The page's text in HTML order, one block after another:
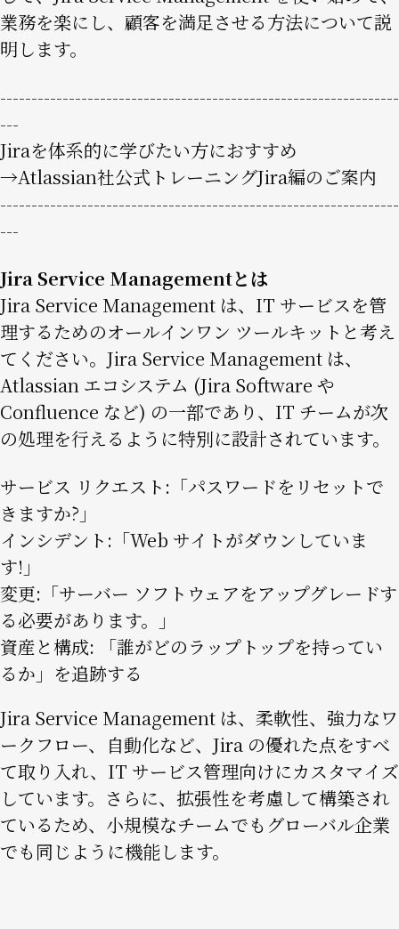
業務を楽にし、顧客を満足させる方法について説
明します。
----------------------------------------------------------------
---
Jiraを体系的に学びたい方におすすめ
→Atlassian社公式トレーニングJira編のご案内
----------------------------------------------------------------
---
Jira Service Managementとは
Jira Service Management は、IT サービスを管
理するためのオールインワン ツールキットと考え
てください。Jira Service Management は、
Atlassian エコシステム (Jira Software や
Confluence など) の一部であり、IT チームが次
の処理を行えるように特別に設計されています。
サービス リクエスト:「パスワードをリセットで
きますか?」
インシデント:「Web サイトがダウンしていま
す!」
変更:「サーバー ソフトウェアをアップグレードす
る必要があります。」
資産と構成: 「誰がどのラップトップを持ってい
るか」を追跡する
Jira Service Management は、柔軟性、強力なワ
ークフロー、自動化など、Jira の優れた点をすべ
て取り入れ、IT サービス管理向けにカスタマイズ
しています。さらに、拡張性を考慮して構築され
ているため、小規模なチームでもグローバル企業
でも同じように機能します。